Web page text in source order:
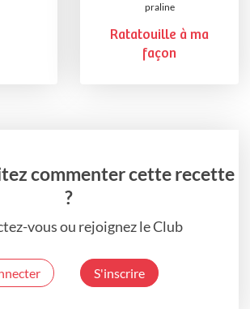
praline
Ratatouille à ma
façon
commenter cette recette
?
vous ou rejoignez le Club
S'inscrire